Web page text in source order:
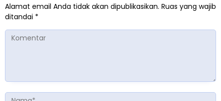
Alamat email Anda tidak akan dipublikasikan. Ruas yang wajib
ditandai *